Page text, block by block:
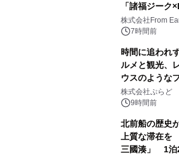
「諸福ジー
(日)開催
株式会社From
7時間前
時間に追われ
ルメと観光、
ウスのような
サウナも 「
得な素泊まり
株式会社ぷらど
9時間前
北前船の歴史
上質な滞在を
三國湊」 1泊